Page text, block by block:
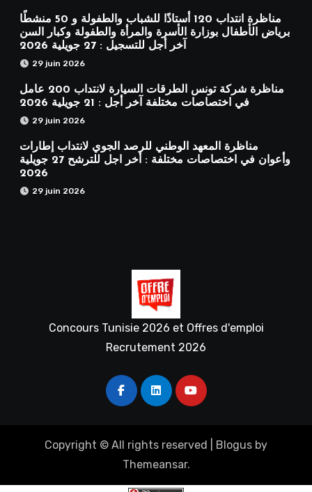
مناظرة انتداب 120 أستاذًا للشباب والطفولة و 50 منشطًا
برياض الأطفال بوزارة الأسرة والمرأة والطفولة وكبار السن
آخر أجل للتسجيل : 27 جويلية 2026
29 juin 2026
مناظرة شركة تونس الطرقات السيارة لانتداب 200 عامل
في اختصاصات مختلفة آخر أجل : 21 جويلية 2026
29 juin 2026
مناظرة المعهد الوطني للرصد الجوي لانتداب إطارات
وأعوان في اختصاصات مختلفة : أخر اجل للترشح 27 جويلية
2026
29 juin 2026
Concours Tunisie 2026 et Offres d'emploi
Recrutement 2026
Copyright © All rights reserved Blogus by
Themeansar.